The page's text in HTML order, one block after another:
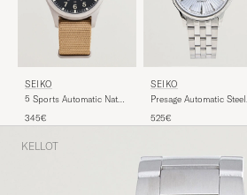
SEIKO
5 Sports Automatic Nato
345€
SEIKO
Presage Automatic Steel
525€
KELLOT